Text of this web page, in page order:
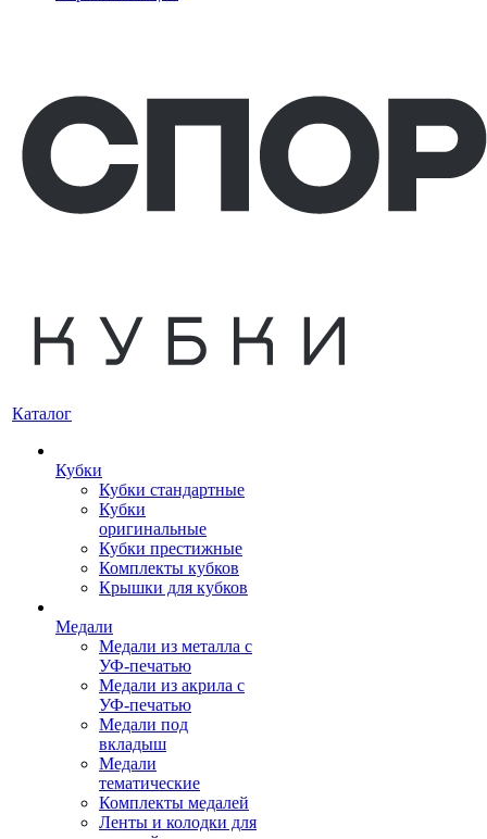
Каталог
Кубки
Кубки стандартные
Кубки
оригинальные
Кубки престижные
Комплекты кубков
Крышки для кубков
Медали
Медали из металла с
УФ-печатью
Медали из акрила с
УФ-печатью
Медали под
вкладыш
Медали
тематические
Комплекты медалей
Ленты и колодки для